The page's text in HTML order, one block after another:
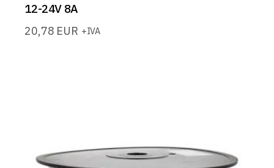
12-24V 8A
20,78 EUR +IVA